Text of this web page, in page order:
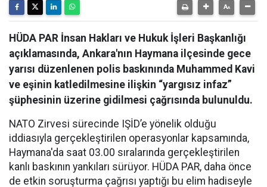
HÜDA PAR İnsan Hakları ve Hukuk İşleri Başkanlığı
açıklamasında, Ankara'nın Haymana ilçesinde gece
yarısı düzenlenen polis baskınında Muhammed Kavi
ve eşinin katledilmesine ilişkin “yargısız infaz”
şüphesinin üzerine gidilmesi çağrısında bulunuldu.
NATO Zirvesi sürecinde IŞİD’e yönelik olduğu
iddiasıyla gerçekleştirilen operasyonlar kapsamında,
Haymana'da saat 03.00 sıralarında gerçekleştirilen
kanlı baskının yankıları sürüyor. HÜDA PAR, daha önce
de etkin soruşturma çağrısı yaptığı bu elim hadiseyle